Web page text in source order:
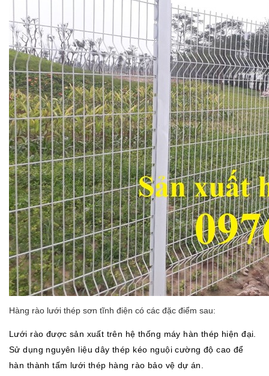
Hàng rào lưới thép sơn tĩnh điện có các đặc điểm sau:
Lưới rào được sản xuất trên hệ thống máy hàn thép hiện đại.
Sử dụng nguyên liệu dây thép kéo nguội cường độ cao để
hàn thành tấm lưới thép hàng rào bảo vệ dự án.